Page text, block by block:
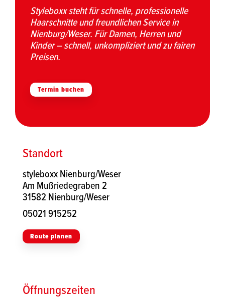
Styleboxx steht für schnelle, professionelle
Haarschnitte und freundlichen Service in
Nienburg/Weser. Für Damen, Herren und
Kinder – schnell, unkompliziert und zu fairen
Preisen.
Termin buchen
Standort
styleboxx Nienburg/Weser
Am Mußriedegraben 2
31582 Nienburg/Weser
05021 915252
Route planen
Öffnungszeiten